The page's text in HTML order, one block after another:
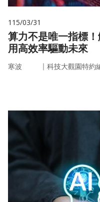
115/03/31
算力不是唯一指標
用高效率驅動未來
寒波 ｜ 科技大觀園特約